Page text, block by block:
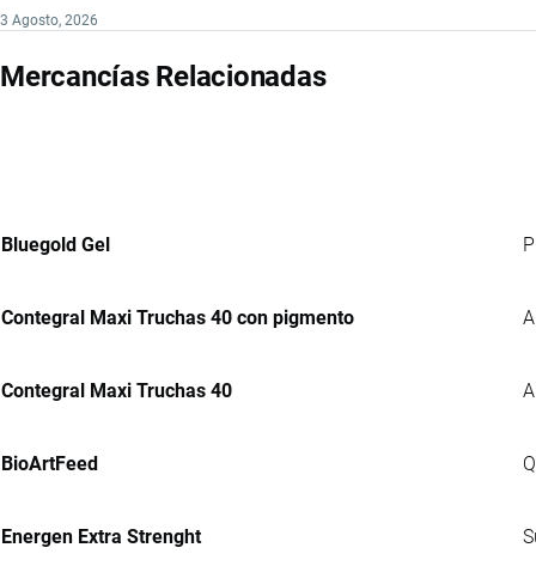
3 Agosto, 2026
Mercancías Relacionadas
Bluegold Gel
Contegral Maxi Truchas 40 con pigmento
Contegral Maxi Truchas 40
BioArtFeed
Energen Extra Strenght